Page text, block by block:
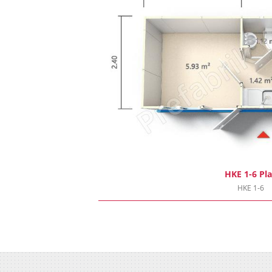
HKE 1-6
HKE 1-6